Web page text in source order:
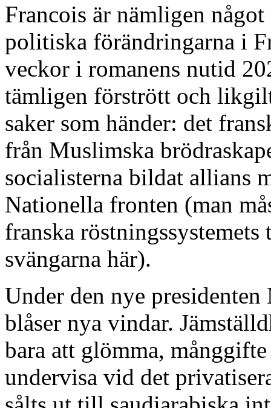
Francois är nämligen
politiska förändringarna i
veckor i romanens nutid
tämligen förstrött och
saker som händer: det
från Muslimska
socialisterna bildat allians
Nationella fronten (man
franska
svängarna här).
Under den nye
blåser nya vindar.
bara att glömma,
undervisa vid det